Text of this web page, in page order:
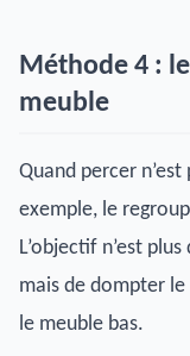
Méthode 4 :
meuble
Quand percer
exemple, le
L’objectif n’est
mais de dompter
le meuble bas.